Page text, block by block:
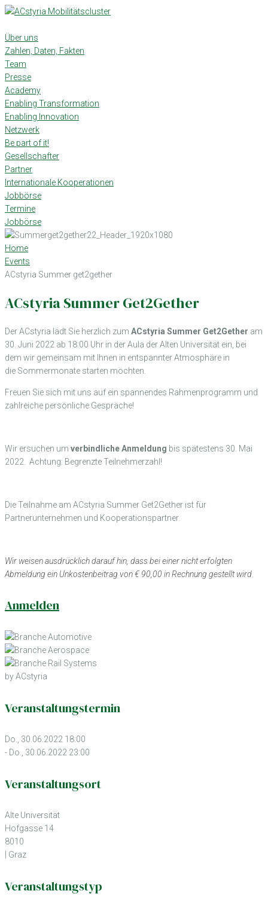
Skip
content
Über uns
Zahlen, Daten, Fakten
Team
Presse
Academy
Enabling Transformation
Enabling Innovation
Netzwerk
Be part of it!
Gesellschafter
Partner
Internationale Kooperationen
Jobbörse
Termine
Jobbörse
Home
Events
ACstyria Summer get2gether
ACstyria Summer Get2Gether
Der ACstyria lädt Sie herzlich zum ACstyria Summer Get2Gether am
30. Juni 2022 ab 18:00 Uhr in der Aula der Alten Universität ein, bei
dem wir gemeinsam mit Ihnen in entspannter Atmosphäre in
die Sommermonate starten möchten.
Freuen Sie sich mit uns auf ein spannendes Rahmenprogramm und
zahlreiche persönliche Gespräche!
Wir ersuchen um verbindliche Anmeldung bis spätestens 30. Mai
2022. Achtung: Begrenzte Teilnehmerzahl!
Die Teilnahme am ACstyria Summer Get2Gether ist für
Partnerunternehmen und Kooperationspartner.
Wir weisen ausdrücklich darauf hin, dass bei einer nicht erfolgten
Abmeldung ein Unkostenbeitrag von € 90,00 in Rechnung gestellt wird.
Anmelden
by ACstyria
Veranstaltungstermin
Do., 30.06.2022 18:00
- Do., 30.06.2022 23:00
Veranstaltungsort
Alte Universität
Hofgasse 14
8010
| Graz
Veranstaltungstyp